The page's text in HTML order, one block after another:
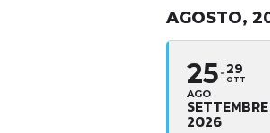
AGOSTO,
25
AGO
29
OTT
2026